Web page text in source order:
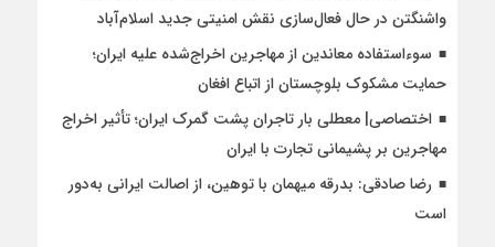
واشنگتن در حال فعال‌سازی نقش امنیتی جدید اسلام‌آباد
سوءاستفاده معاندین از مهاجرین اخراج‌شده علیه ایران؛
حمایت مشکوک بلوچستان از اتباع افغان
اختصاصی| معطلی بار تاجران پشت گمرک ایران؛ تأثیر اخراج
مهاجرین بر پشیمانی تجارت با ایران
رضا صادقی: بدرقه میهمان با توهین، از اصالت ایرانی به‌دور
است